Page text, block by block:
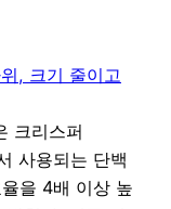
, 크기 줄이고
크리스퍼
사용되는 단백
을 4배 이상 높